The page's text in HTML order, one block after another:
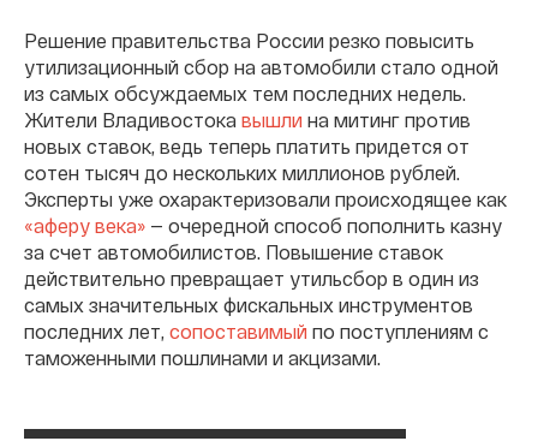
Решение правительства России резко повысить
утилизационный сбор на автомобили стало одной
из самых обсуждаемых тем последних недель.
Жители Владивостока вышли на митинг против
новых ставок, ведь теперь платить придется от
сотен тысяч до нескольких миллионов рублей.
Эксперты уже охарактеризовали происходящее как
«аферу века» — очередной способ пополнить казну
за счет автомобилистов. Повышение ставок
действительно превращает утильсбор в один из
самых значительных фискальных инструментов
последних лет, сопоставимый по поступлениям с
таможенными пошлинами и акцизами.